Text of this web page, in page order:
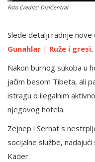
Foto Credits: DiziCentral
Slede detalji radnje
Gunahlar | Ruže i gresi.
Nakon burnog sukoba u
jačim besom Tibeta, ali
istragu o ilegalnim
njegovog hotela.
Zejnep i Serhat s
socijalne službe,
Kader.